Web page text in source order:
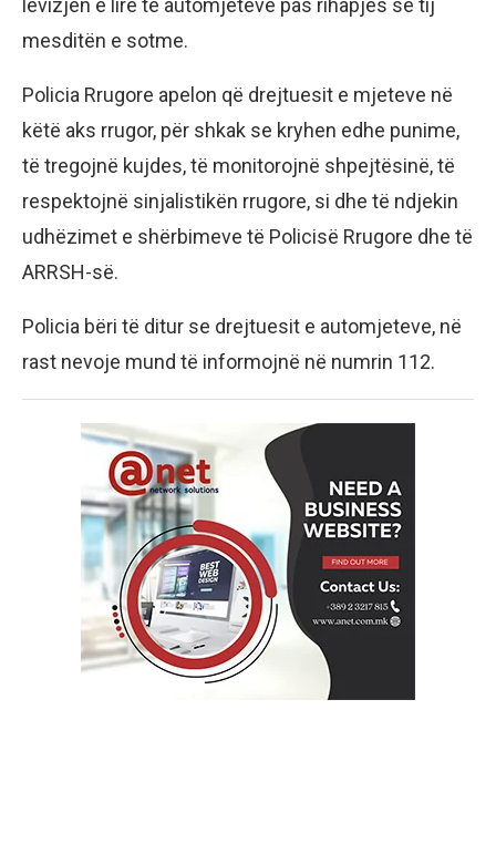
lëvizjen e lirë të automjeteve pas rihapjes së tij
mesditën e sotme.
Policia Rrugore apelon që drejtuesit e mjeteve në
këtë aks rrugor, për shkak se kryhen edhe punime,
të tregojnë kujdes, të monitorojnë shpejtësinë, të
respektojnë sinjalistikën rrugore, si dhe të ndjekin
udhëzimet e shërbimeve të Policisë Rrugore dhe të
ARRSH-së.
Policia bëri të ditur se drejtuesit e automjeteve, në
rast nevoje mund të informojnë në numrin 112.